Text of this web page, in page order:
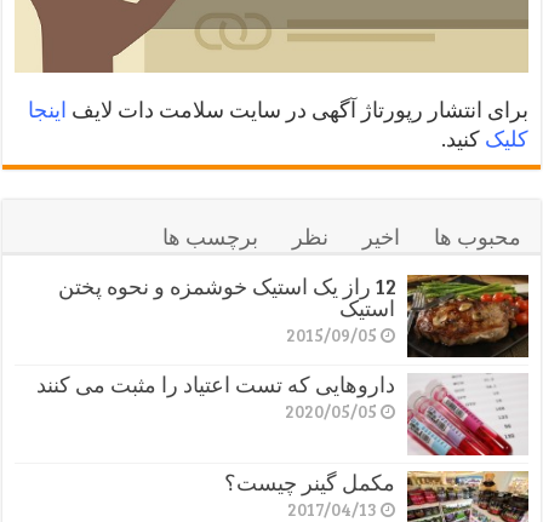
برای انتشار رپورتاژ آگهی در سایت سلامت دات لایف اینجا
کلیک کنید.
محبوب ها اخیر نظر
برچسب ها
12 راز یک استیک خوشمزه و نحوه پختن
استیک
2015/09/05
داروهایی که تست اعتیاد را مثبت می کنند
2020/05/05
مکمل گینر چیست؟
2017/04/13